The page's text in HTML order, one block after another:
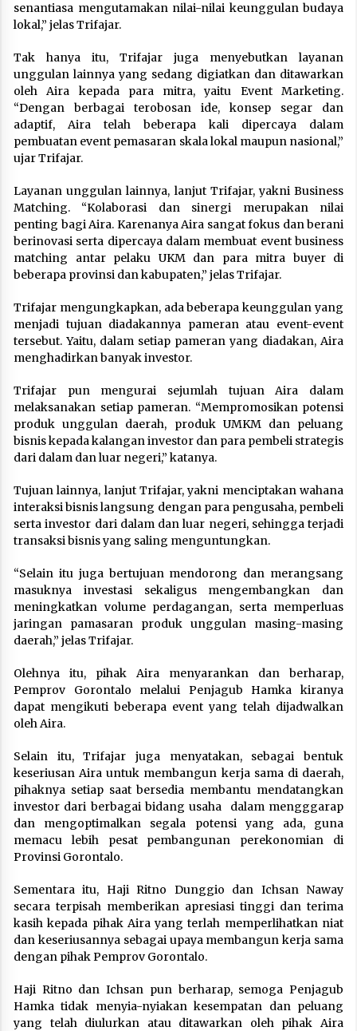
senantiasa mengutamakan nilai-nilai keunggulan budaya
lokal,” jelas Trifajar.
Tak hanya itu, Trifajar juga menyebutkan layanan
unggulan lainnya yang sedang digiatkan dan ditawarkan
oleh Aira kepada para mitra, yaitu Event Marketing.
“Dengan berbagai terobosan ide, konsep segar dan
adaptif, Aira telah beberapa kali dipercaya dalam
pembuatan event pemasaran skala lokal maupun nasional,”
ujar Trifajar.
Layanan unggulan lainnya, lanjut Trifajar, yakni Business
Matching. “Kolaborasi dan sinergi merupakan nilai
penting bagi Aira. Karenanya Aira sangat fokus dan berani
berinovasi serta dipercaya dalam membuat event business
matching antar pelaku UKM dan para mitra buyer di
beberapa provinsi dan kabupaten,” jelas Trifajar.
Trifajar mengungkapkan, ada beberapa keunggulan yang
menjadi tujuan diadakannya pameran atau event-event
tersebut. Yaitu, dalam setiap pameran yang diadakan, Aira
menghadirkan banyak investor.
Trifajar pun mengurai sejumlah tujuan Aira dalam
melaksanakan setiap pameran. “Mempromosikan potensi
produk unggulan daerah, produk UMKM dan peluang
bisnis kepada kalangan investor dan para pembeli strategis
dari dalam dan luar negeri,” katanya.
Tujuan lainnya, lanjut Trifajar, yakni menciptakan wahana
interaksi bisnis langsung dengan para pengusaha, pembeli
serta investor dari dalam dan luar negeri, sehingga terjadi
transaksi bisnis yang saling menguntungkan.
“Selain itu juga bertujuan mendorong dan merangsang
masuknya investasi sekaligus mengembangkan dan
meningkatkan volume perdagangan, serta memperluas
jaringan pamasaran produk unggulan masing-masing
daerah,” jelas Trifajar.
Olehnya itu, pihak Aira menyarankan dan berharap,
Pemprov Gorontalo melalui Penjagub Hamka kiranya
dapat mengikuti beberapa event yang telah dijadwalkan
oleh Aira.
Selain itu, Trifajar juga menyatakan, sebagai bentuk
keseriusan Aira untuk membangun kerja sama di daerah,
pihaknya setiap saat bersedia membantu mendatangkan
investor dari berbagai bidang usaha dalam mengggarap
dan mengoptimalkan segala potensi yang ada, guna
memacu lebih pesat pembangunan perekonomian di
Provinsi Gorontalo.
Sementara itu, Haji Ritno Dunggio dan Ichsan Naway
secara terpisah memberikan apresiasi tinggi dan terima
kasih kepada pihak Aira yang terlah memperlihatkan niat
dan keseriusannya sebagai upaya membangun kerja sama
dengan pihak Pemprov Gorontalo.
Haji Ritno dan Ichsan pun berharap, semoga Penjagub
Hamka tidak menyia-nyiakan kesempatan dan peluang
yang telah diulurkan atau ditawarkan oleh pihak Aira